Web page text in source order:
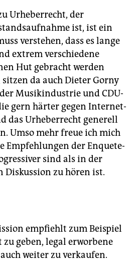
Urheberrecht, der
ist, ist ein
verstehen, dass es lange
extrem verschiedene
Hut gebracht werden
da auch Dieter Gorny
Musikindustrie und CDU-
gern härter gegen Internet-
das Urheberrecht generell
Umso mehr freue ich mich
Empfehlungen der Enquete-
sind als in der
zu hören ist.
empfiehlt zum Beispiel
zu geben, legal erworbene
weiter zu verkaufen.